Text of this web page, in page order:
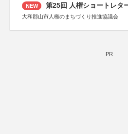
NEW 第25回 人権ショートレタ
大和郡山市人権のまちづくり推進協議会
PR